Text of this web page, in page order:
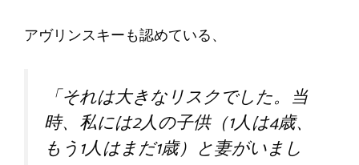
アヴリンスキーも認めている、
「それは大きなリスクでした。当
時、私には2人の子供（1人は4歳、
もう1人はまだ1歳）と妻がいまし